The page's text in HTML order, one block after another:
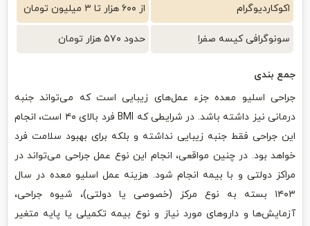
اکوکاردیوگرام از ۶۰۰ هزار تا ۳ میلیون تومان
سونوگرافی کیسه صفرا حدود ۵۷۰ هزار تومان
جمع بندی
جراحی اسلیو معده جزء عمل‌های زیبایی است که می‌تواند جنبه
درمانی نیز داشته باشد. در شرایطی که BMI فرد بالای ۴۰ است، انجام
این جراحی فقط جنبه زیبایی نداشته و بلکه برای بهبود سلامت فرد
خواهد بود. در چنین مواقعی، انجام این نوع عمل جراحی می‌تواند در
مراکز دولتی و با بیمه انجام شود. هزینه عمل اسلیو معده در سال
۱۴۰۳ بسته به نوع مرکز (خصوصی یا دولتی)، شیوه جراحی،
آزمایش‌ها و داروهای مورد نیاز و نوع بیمه تکمیلی یا پایه متغیر